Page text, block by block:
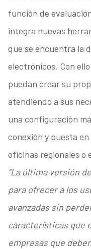
función de
integra nuevas
que se encuentra la
electrónicos. Con
puedan crear su
atendiendo a sus
una configuración
conexión y puesta
oficinas regionales o
“La última versión
para ofrecer a los
avanzadas sin
características que
empresas que